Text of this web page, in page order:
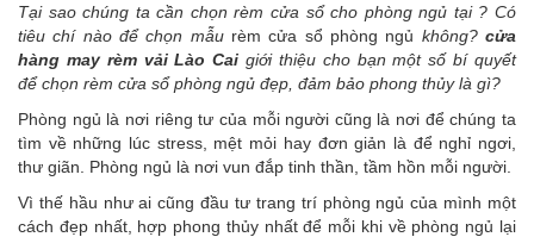
Tại sao chúng ta cần chọn rèm cửa sổ cho phòng ngủ tại ? Có
tiêu chí nào để chọn mẫu rèm cửa sổ phòng ngủ không?cửa
hàng may rèm vải Lào Caigiới thiệu cho bạn một số bí quyết
để chọn rèm cửa sổ phòng ngủ đẹp, đảm bảo phong thủy là gì?
Phòng ngủ là nơi riêng tư của mỗi người cũng là nơi để chúng ta
tìm về những lúc stress, mệt mỏi hay đơn giản là để nghỉ ngơi,
thư giãn. Phòng ngủ là nơi vun đắp tinh thần, tầm hồn mỗi người.
Vì thế hầu như ai cũng đầu tư trang trí phòng ngủ của mình một
cách đẹp nhất, hợp phong thủy nhất để mỗi khi về phòng ngủ lại